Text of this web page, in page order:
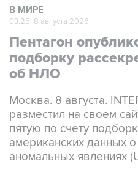
В МИРЕ
03:25, 8 августа 2026
Пентагон
подборку
об НЛО
Москва. 8 августа.
разместил на своем
пятую по счету
американских данных
аномальных явлениях